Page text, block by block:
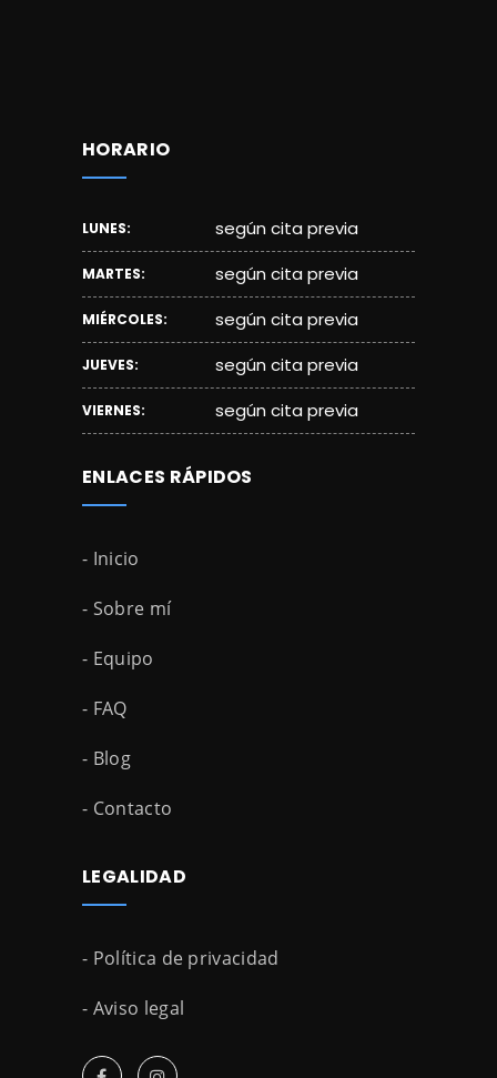
HORARIO
LUNES: según cita previa
MARTES: según cita previa
MIÉRCOLES: según cita previa
JUEVES: según cita previa
VIERNES: según cita previa
ENLACES RÁPIDOS
- Inicio
- Sobre mí
- Equipo
- FAQ
- Blog
- Contacto
LEGALIDAD
- Política de privacidad
- Aviso legal